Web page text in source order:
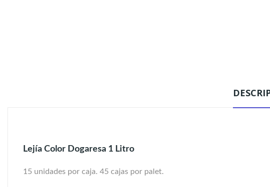
Lejía Color Dogaresa 1 Litro
15 unidades por caja. 45 cajas por palet.